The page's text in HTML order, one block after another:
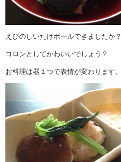
えびのしいたけボールできましたか？
コロンとしてかわいいでしょう？
お料理は器１つで表情が変わります。